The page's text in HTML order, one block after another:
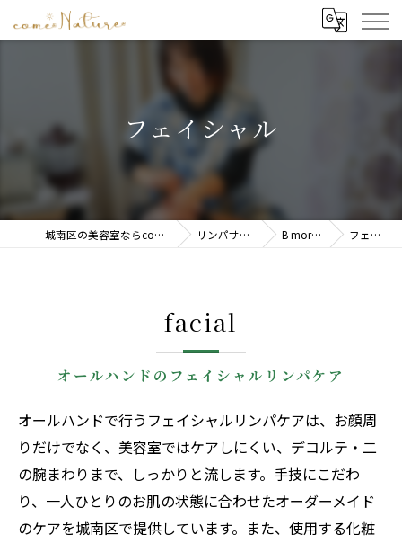
フェイシャル
城南区の美容室ならcome Nature(カムナチュレ) リンパサロンB more B B more Bの特徴 フェイシャル
オールハンドのフェイシャルリンパケア
facial
オールハンドで行うフェイシャルリンパケアは、お顔周
りだけでなく、美容室ではケアしにくい、デコルテ・二
の腕まわりまで、しっかりと流します。手技にこだわ
り、一人ひとりのお肌の状態に合わせたオーダーメイド
のケアを城南区で提供しています。また、使用する化粧